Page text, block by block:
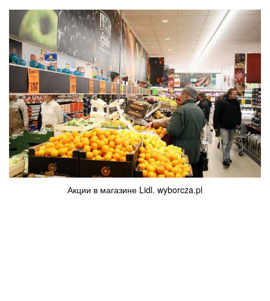
Акции в магазине Lidl. wyborcza.pl